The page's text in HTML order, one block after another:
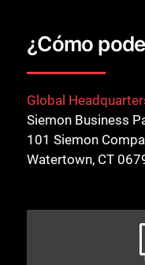
¿Cómo
Global
Siemon Business
101 Siemon
Watertown, CT